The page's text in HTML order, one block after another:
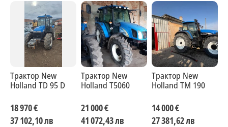
Трактор New
Holland TD 95 D
18 970 €
37 102,10 лв
Трактор New
Holland T5060
21 000 €
41 072,43 лв
Трактор New
Holland ТМ 190
14 000 €
27 381,62 лв